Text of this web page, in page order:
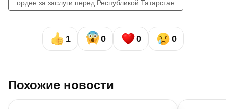
орден за заслуги перед Республикой Татарстан
1 0 0 0
Похожие новости